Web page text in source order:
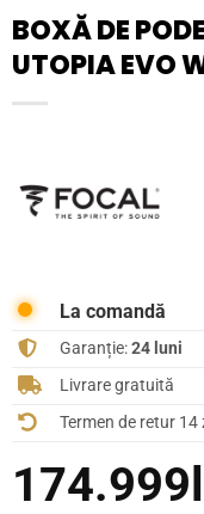
BOXĂ DE
UTOPIA EVO
La comandă
Garanție:24 luni
Livrare gratuită
Termen de retur 14
174.999